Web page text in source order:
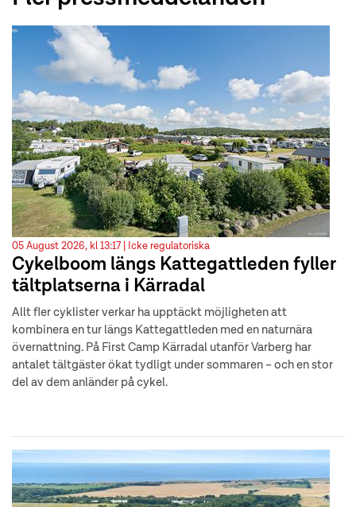
05 August 2026, kl 13:17 | Icke regulatoriska
Cykelboom längs Kattegattleden fyller
tältplatserna i Kärradal
Allt fler cyklister verkar ha upptäckt möjligheten att
kombinera en tur längs Kattegattleden med en naturnära
övernattning. På First Camp Kärradal utanför Varberg har
antalet tältgäster ökat tydligt under sommaren – och en stor
del av dem anländer på cykel.